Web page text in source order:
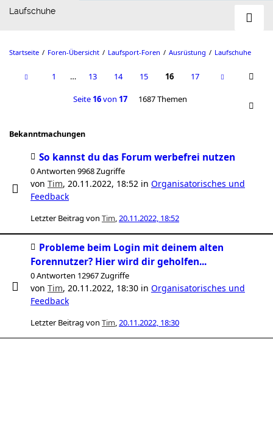
Laufschuhe
Startseite Foren-Übersicht Laufsport-Foren Ausrüstung Laufschuhe
1 … 13 14 15 16 17
Seite 16von 17 1687 Themen
Bekanntmachungen
So kannst du das Forum werbefrei nutzen
0 Antworten 9968 Zugriffe
von Tim, 20.11.2022, 18:52 in Organisatorisches und
Feedback
Letzter Beitrag von Tim,20.11.2022, 18:52
Probleme beim Login mit deinem alten
Forennutzer? Hier wird dir geholfen...
0 Antworten 12967 Zugriffe
von Tim, 20.11.2022, 18:30 in Organisatorisches und
Feedback
Letzter Beitrag von Tim,20.11.2022, 18:30